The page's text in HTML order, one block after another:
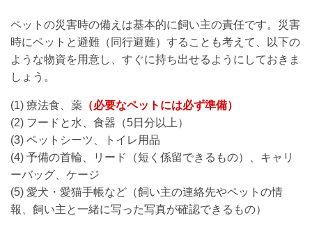
ペットの災害時の備えは基本的に飼い主の責任です。災害
時にペットと避難（同行避難）することも考えて、以下の
ような物資を用意し、すぐに持ち出せるようにしておきま
しょう。
(1) 療法食、薬 （必要なペットには必ず準備）
(2) フードと水、食器（5日分以上）
(3) ペットシーツ、トイレ用品
(4) 予備の首輪、リード（短く係留できるもの）、キャリ
ーバッグ、ケージ
(5) 愛犬・愛猫手帳など（飼い主の連絡先やペットの情
報、飼い主と一緒に写った写真が確認できるもの）